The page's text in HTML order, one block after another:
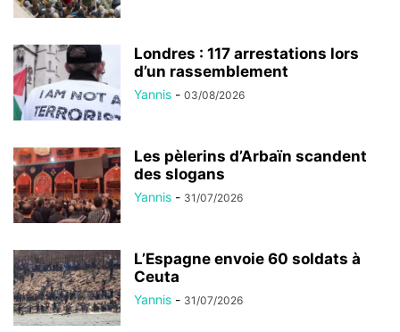
Londres : 117 arrestations lors
d’un rassemblement
Yannis - 03/08/2026
Les pèlerins d’Arbaïn scandent
des slogans
Yannis - 31/07/2026
L’Espagne envoie 60 soldats à
Ceuta
Yannis - 31/07/2026